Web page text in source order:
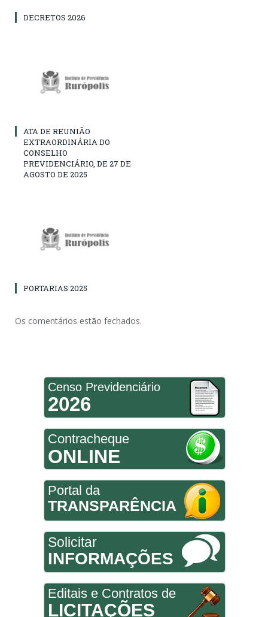
DECRETOS 2026
ATA DE REUNIÃO
EXTRAORDINÁRIA DO
CONSELHO
PREVIDENCIÁRIO, DE 27 DE
AGOSTO DE 2025
PORTARIAS 2025
Os comentários estão fechados.
Censo Previdenciário
2026
Contracheque
ONLINE
Portal da
TRANSPARÊNCIA
Solicitar
INFORMAÇÕES
Editais e Contratos de
LICITAÇÕES